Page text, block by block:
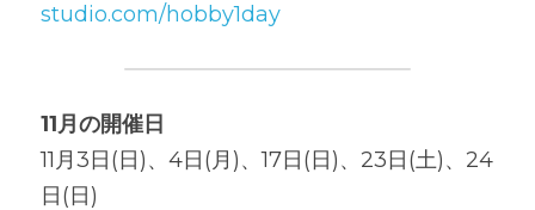
studio.com/hobby1day
11月の開催日
11月3日(日)、4日(月)、17日(日)、23日(土)、24
日(日)